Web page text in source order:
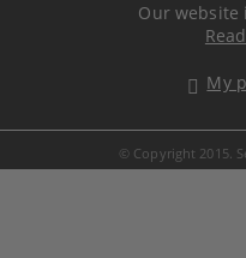
Our website
My
© Copyright 2015.